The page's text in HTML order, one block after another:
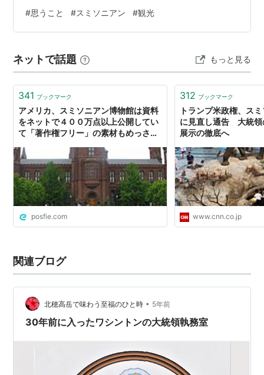
スミソニアンアメリカ美術博物館
ハーシュホーン博物館と彫刻の庭
アナコスティア博物館
全米動物園
▼ニューヨーク市
関連項目
リスト::美術館
メリカだからこそできることなのだろう。 最近日本でも
クラウドファンディングがはやってきたが、アメリカの
#思うこと #スミソニアン #観光
ネットで話題 もっと見る
341 ブックマーク
アメリカ、スミソニアン博物館は資料
をネットで４００万点以上公開してい
て「著作権フリー」の素材もめっさあ
posfie.com
312 ブックマーク
トランプ米政権、ス
に見直し通告 大統領
展示の徹底へ
www.cnn.co.jp
関連ブログ
北穂高岳で味わう至福のひと時 • 5年前
30年前に入ったワシントンの大統領執務室